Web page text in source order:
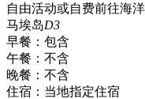
自由活动或自费前往海
马埃岛D3
早餐： 包含
午餐： 不含
晚餐： 不含
住宿： 当地指定住宿